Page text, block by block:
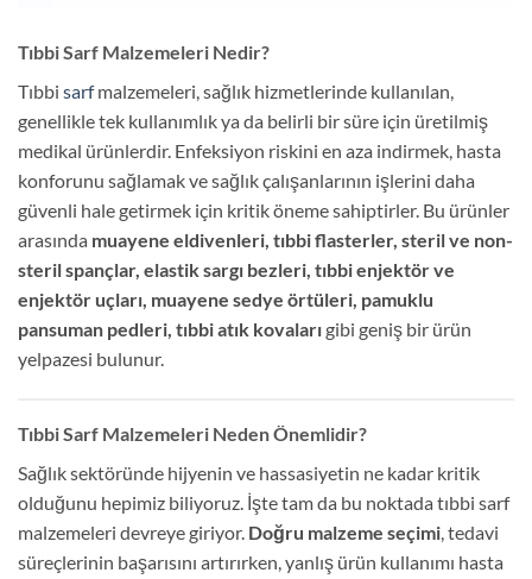
Tıbbi Sarf Malzemeleri Nedir?
Tıbbi sarfmalzemeleri, sağlık hizmetlerinde kullanılan,
genellikle tek kullanımlık ya da belirli bir süre için üretilmiş
medikal ürünlerdir. Enfeksiyon riskini en aza indirmek, hasta
konforunu sağlamak ve sağlık çalışanlarının işlerini daha
güvenli hale getirmek için kritik öneme sahiptirler. Bu ürünler
arasında muayene eldivenleri, tıbbi flasterler, steril ve non-
steril spançlar, elastik sargı bezleri, tıbbi enjektör ve
enjektör uçları, muayene sedye örtüleri, pamuklu
pansuman pedleri, tıbbi atık kovalarıgibi geniş bir ürün
yelpazesi bulunur.
Tıbbi Sarf Malzemeleri Neden Önemlidir?
Sağlık sektöründe hijyenin ve hassasiyetin ne kadar kritik
olduğunu hepimiz biliyoruz. İşte tam da bu noktada tıbbi sarf
malzemeleri devreye giriyor. Doğru malzeme seçimi, tedavi
süreçlerinin başarısını artırırken, yanlış ürün kullanımı hasta